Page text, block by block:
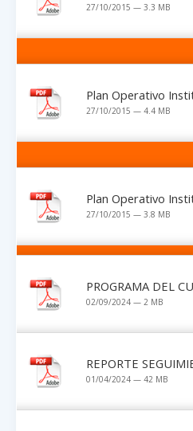
27/10/2015 — 3.3 MB
Plan Operativo
27/10/2015 — 4.4 MB
Plan Operativo
27/10/2015 — 3.8 MB
PROGRAMA DEL
02/09/2024 — 2 MB
REPORTE
01/04/2024 — 42 MB